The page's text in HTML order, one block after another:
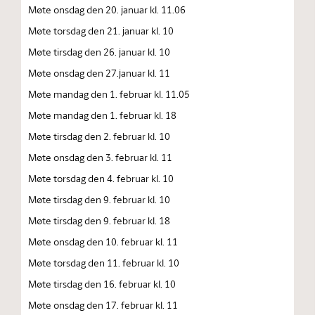
Møte onsdag den 20. januar kl. 11.06
Møte torsdag den 21. januar kl. 10
Møte tirsdag den 26. januar kl. 10
Møte onsdag den 27.januar kl. 11
Møte mandag den 1. februar kl. 11.05
Møte mandag den 1. februar kl. 18
Møte tirsdag den 2. februar kl. 10
Møte onsdag den 3. februar kl. 11
Møte torsdag den 4. februar kl. 10
Møte tirsdag den 9. februar kl. 10
Møte tirsdag den 9. februar kl. 18
Møte onsdag den 10. februar kl. 11
Møte torsdag den 11. februar kl. 10
Møte tirsdag den 16. februar kl. 10
Møte onsdag den 17. februar kl. 11